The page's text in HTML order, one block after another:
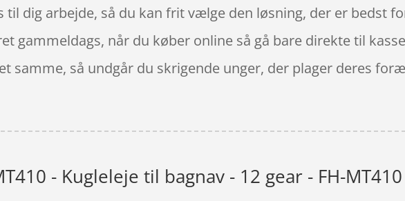
til dig arbejde, så du kan frit vælge den løsning, der er bedst
gammeldags, når du køber online så gå bare direkte til
samme, så undgår du skrigende unger, der plager deres
- Kugleleje til bagnav - 12 gear - FH-MT410